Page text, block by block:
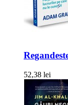
52,38 lei